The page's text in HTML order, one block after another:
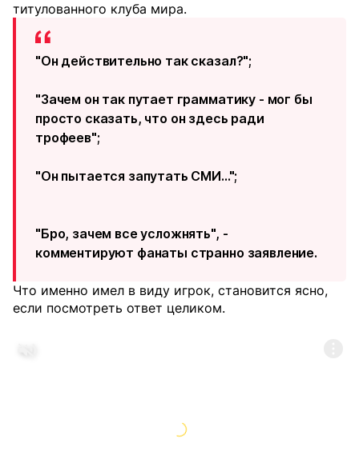
титулованного клуба мира.
"Он действительно так сказал?";
"Зачем он так путает грамматику - мог бы
просто сказать, что он здесь ради
трофеев";
"Он пытается запутать СМИ...";
"Бро, зачем все усложнять", -
комментируют фанаты странно заявление.
Что именно имел в виду игрок, становится ясно,
если посмотреть ответ целиком.